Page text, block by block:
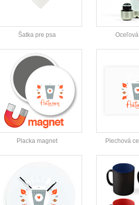
Šatka pre psa
Placka magnet Plechová